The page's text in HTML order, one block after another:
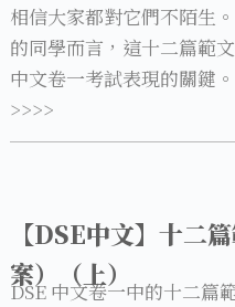
相信大家都對它們不陌生
的同學而言，這十二篇範
中文卷一考試表現的關鍵
>>>>
【DSE中文】十二
案）（上）
DSE 中文卷一中的十二篇